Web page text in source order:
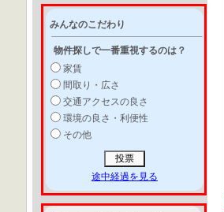
みんなのこだわり
物件探しで一番重視するのは？
家賃
間取り・広さ
交通アクセスの良さ
環境の良さ・利便性
その他
途中経過を見る